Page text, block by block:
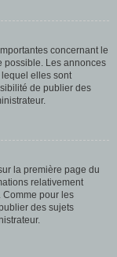
concernant le
possible. Les annonces
elles sont
de publier des
la première page du
relativement
Comme pour les
des sujets